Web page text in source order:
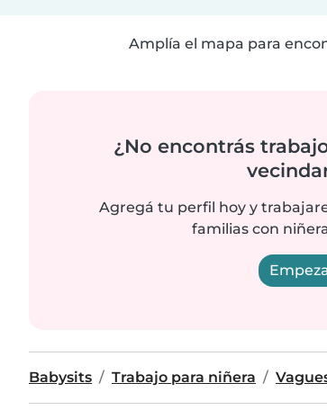
Amplía el mapa para
¿No encontrás
Agregá tu perfil hoy y
familias con
Babysits Trabajo para niñera